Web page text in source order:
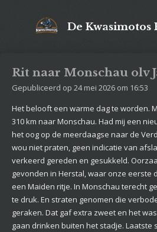
De
Rit naar Monschau olv
Gepubliceerd op 24 mei 2026 om 16:53
Het belooft een warme dag te worden.
310 km naar Monschau. Had mij een
het oog op de meerdaagse naar de
wou niet praten, geen indicatie van
verkeerd gereden en gesukkeld.
gevonden in Herstal, waar onze eerste
een Maiden ritje. In Monschau terecht
te druk. En straten genomen die
geraken. Dat gaf extra zweet en het
gaan drinken buiten het stadje. Laatste